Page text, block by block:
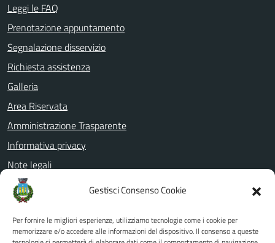
Gestisci Consenso Cookie
Per fornire le migliori esperienze, utilizziamo tecnologie come i cookie per
memorizzare e/o accedere alle informazioni del dispositivo. Il consenso a queste
Leggi le FAQ
Prenotazione appuntamento
Segnalazione disservizio
Richiesta assistenza
Galleria
Area Riservata
Amministrazione Trasparente
Informativa privacy
Note legali
Dichiarazione di accessibilità
Whistleblowing
PagoPa